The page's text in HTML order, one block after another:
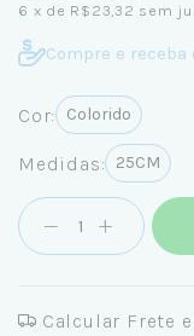
6 x de R$23,32 sem
Compre e
Cor: Colorido
Medidas: 25CM
Calcular Frete